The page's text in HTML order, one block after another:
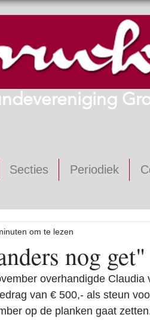
nog get"
om te lezen
overhandigde
van € 500,- als steun
op de planken gaat
Secties Periodiek